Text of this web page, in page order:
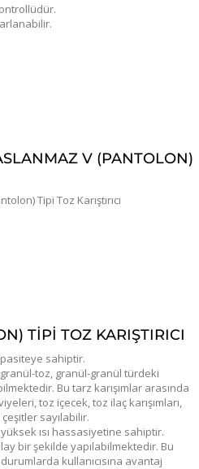
V (PANTOLON)
Tipi Toz Karıştırıcı
TIPI TOZ KARIŞTIRICI
sahiptir.
granül-toz, granül-granül türdeki
Bu tarz karışımlar arasında
toz içecek, toz ilaç karışımları,
sayılabilir.
yüksek ısı hassasiyetine sahiptir.
bir şekilde yapılabilmektedir. Bu
kullanıcısına avantaj